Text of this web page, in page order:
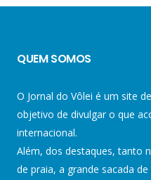
QUEM SOMOS
O Jornal do Vôlei é um site
objetivo de divulgar o que
internacional.
Além, dos destaques, tanto
de praia, a grande sacada